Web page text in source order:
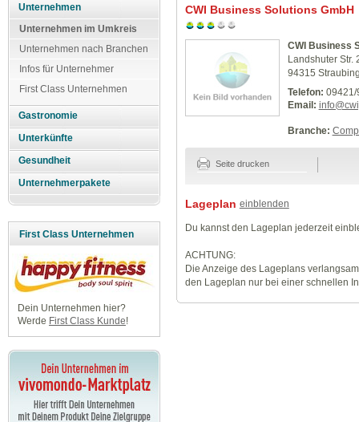
Unternehmen
Unternehmen im Umkreis
Unternehmen nach Branchen
Infos für Unternehmer
First Class Unternehmen
Gastronomie
Unterkünfte
Gesundheit
Unternehmerpakete
First Class Unternehmen
Dein Unternehmen hier?
Werde First Class Kunde!
CWI Business Solutions GmbH
CWI Business
Landshuter Str.
94315
Telefon: 09421/
Email:
Branche:
Seite drucken
Lageplan einblenden
Du kannst den Lageplan jederzeit
ACHTUNG:
Die Anzeige des Lageplans
den Lageplan nur bei einer schnellen